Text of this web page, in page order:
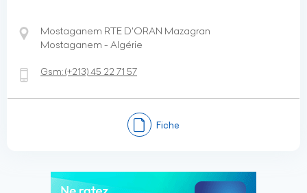
Mostaganem RTE D'ORAN Mazagran
Mostaganem - Algérie
Gsm:(+213)45 22 71 57
Fiche